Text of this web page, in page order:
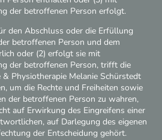
der betroffenen Person erfolgt.
den Abschluss oder die Erfüllung
betroffenen Person und dem
oder (2) erfolgt sie mit
der betroffenen Person, trifft die
Physiotherapie Melanie Schürstedt
um die Rechte und Freiheiten sowie
der betroffenen Person zu wahren,
auf Erwirkung des Eingreifens einer
auf Darlegung des eigenen
der Entscheidung gehört.